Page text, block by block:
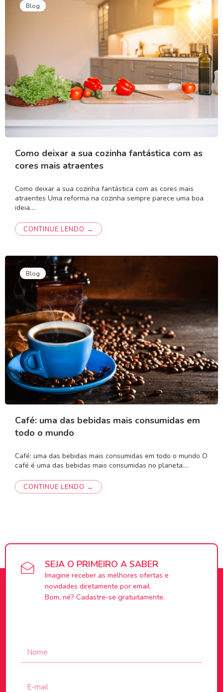
Blog
Como deixar a sua cozinha fantástica com as
cores mais atraentes
Como deixar a sua cozinha fantástica com as cores mais
atraentes Uma reforma na cozinha sempre parece uma boa
ideia.…
CONTINUE LENDO →
Blog
Café: uma das bebidas mais consumidas em
todo o mundo
Café: uma das bebidas mais consumidas em todo o mundo O
café é uma das bebidas mais consumidas no planeta.…
CONTINUE LENDO →
SEJA O PRIMEIRO A SABER
Imagine receber as melhores ofertas e
novidades diretamente por email.
Bom, né? Cadastre-se gratuitamente.